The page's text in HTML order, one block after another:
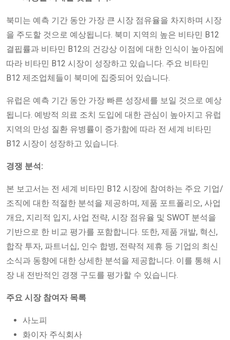
북미는 예측 기간 동안 가장 큰 시장 점유율을 차지하며 시장
을 주도할 것으로 예상됩니다. 북미 지역의 높은 비타민 B12
결핍률과 비타민 B12의 건강상 이점에 대한 인식이 높아짐에
따라 비타민 B12 시장이 성장하고 있습니다. 주요 비타민
B12 제조업체들이 북미에 집중되어 있습니다.
유럽은 예측 기간 동안 가장 빠른 성장세를 보일 것으로 예상
됩니다. 예방적 의료 조치 도입에 대한 관심이 높아지고 유럽
지역의 만성 질환 유병률이 증가함에 따라 전 세계 비타민
B12 시장이 성장하고 있습니다.
경쟁 분석:
본 보고서는 전 세계 비타민 B12 시장에 참여하는 주요 기업/
조직에 대한 적절한 분석을 제공하며, 제품 포트폴리오, 사업
개요, 지리적 입지, 사업 전략, 시장 점유율 및 SWOT 분석을
기반으로 한 비교 평가를 포함합니다. 또한, 제품 개발, 혁신,
합작 투자, 파트너십, 인수 합병, 전략적 제휴 등 기업의 최신
소식과 동향에 대한 상세한 분석을 제공합니다. 이를 통해 시
장 내 전반적인 경쟁 구도를 평가할 수 있습니다.
주요 시장 참여자 목록
사노피
화이자 주식회사